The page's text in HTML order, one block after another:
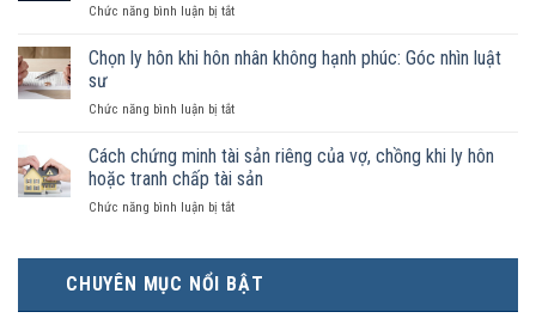
hợp
được
công
là
hôn
chồng
đăng
hôn
tài
sản
như
nào?
Chức năng bình luận bị tắtở
phải
điều
kinh
tế
hơn
trực
tiếp
nuôi
Chọn ly hôn khi hôn nhân không hạnh phúc: Góc nhìn luật
sư
Chức năng bình luận bị tắtở
ly
hôn
khi
hôn
hạnh
phúc:
Góc
Cách chứng minh tài sản riêng của vợ, chồng khi ly hôn
hoặc tranh chấp tài sản
Chức năng bình luận bị tắtở
tài
sản
CHUYÊN MỤC NỔI BẬT